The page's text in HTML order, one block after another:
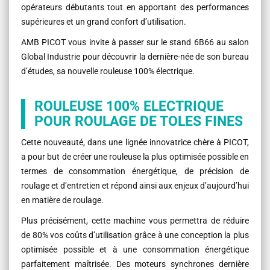
opérateurs débutants tout en apportant des performances
supérieures et un grand confort d’utilisation.
AMB PICOT vous invite à passer sur le stand 6B66 au salon
Global Industrie pour découvrir la dernière-née de son bureau
d’études, sa nouvelle rouleuse 100% électrique.
ROULEUSE 100% ELECTRIQUE
POUR ROULAGE DE TOLES FINES
Cette nouveauté, dans une lignée innovatrice chère à PICOT,
a pour but de créer une rouleuse la plus optimisée possible en
termes de consommation énergétique, de précision de
roulage et d’entretien et répond ainsi aux enjeux d’aujourd’hui
en matière de roulage.
Plus précisément, cette machine vous permettra de réduire
de 80% vos coûts d’utilisation grâce à une conception la plus
optimisée possible et à une consommation énergétique
parfaitement maîtrisée. Des moteurs synchrones dernière